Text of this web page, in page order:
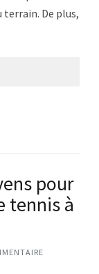
terrain. De plus,
pour
tennis à